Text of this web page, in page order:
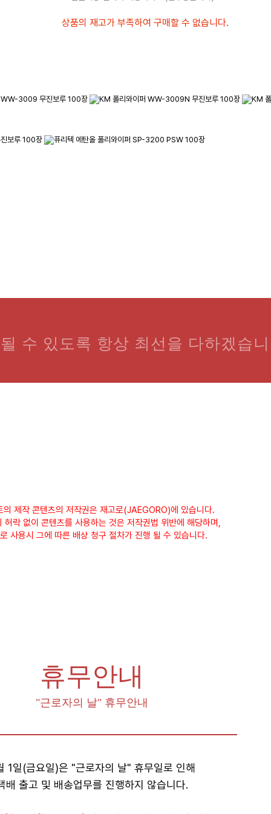
상품의 재고가 부족하여 구매할 수 없습니다.
수 있도록 항상 최선을 다하겠습
의 제작 콘텐츠의 저작권은 재고로(JAEGORO)에 있습니다.
허락 없이 콘텐츠를 사용하는 것은 저작권법 위반에 해당하며,
사용시 그에 따른 배상 청구 절차가 진행 될 수 있습니다.
휴무안내
"근로자의 날" 휴무안내
1일(금요일)은 "근로자의 날" 휴무일로 인해
배 출고 및 배송업무를 진행하지 않습니다.